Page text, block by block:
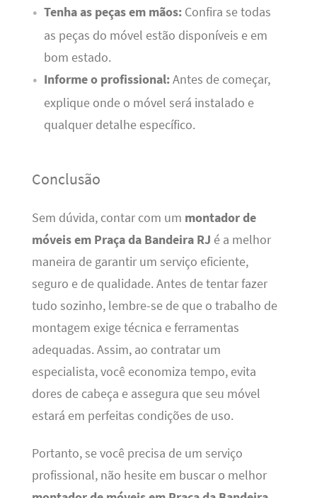
Tenha as peças em mãos:Confira se todas
as peças do móvel estão disponíveis e em
bom estado.
Informe o profissional:Antes de começar,
explique onde o móvel será instalado e
qualquer detalhe específico.
Conclusão
Sem dúvida, contar com um montador de
móveis em Praça da Bandeira RJ é a melhor
maneira de garantir um serviço eficiente,
seguro e de qualidade. Antes de tentar fazer
tudo sozinho, lembre-se de que o trabalho de
montagem exige técnica e ferramentas
adequadas. Assim, ao contratar um
especialista, você economiza tempo, evita
dores de cabeça e assegura que seu móvel
estará em perfeitas condições de uso.
Portanto, se você precisa de um serviço
profissional, não hesite em buscar o melhor